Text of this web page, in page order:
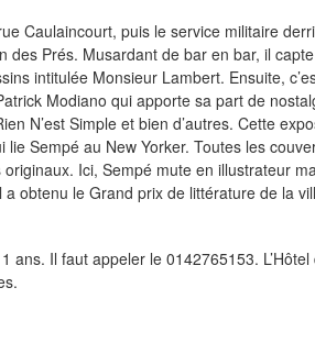
Caulaincourt, puis le service militaire
Prés. Musardant de bar en bar, il capte
intitulée Monsieur Lambert. Ensuite,
Modiano qui apporte sa part de
N’est Simple et bien d’autres. Cette
Sempé au New Yorker. Toutes les
Ici, Sempé mute en illustrateur
obtenu le Grand prix de littérature de la
ans. Il faut appeler le 0142765153. L’Hôtel